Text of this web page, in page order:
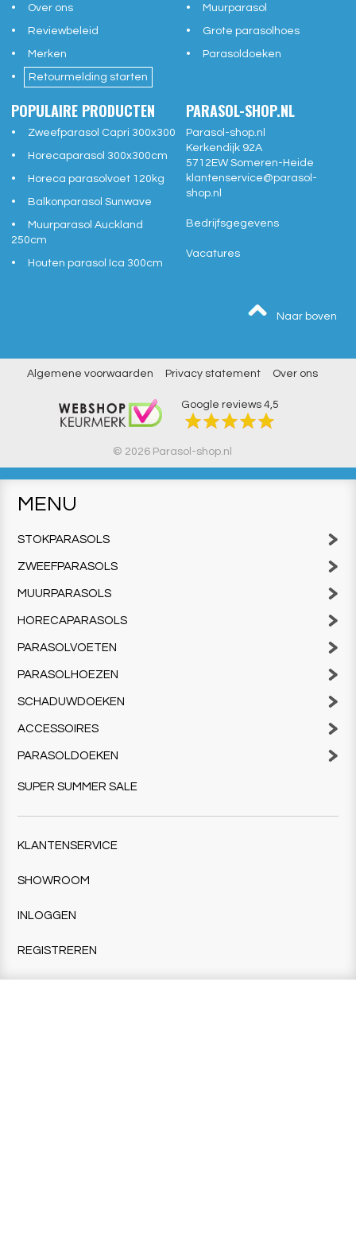
Over ons
Reviewbeleid
Merken
Retourmelding starten
Muurparasol
Grote parasolhoes
Parasoldoeken
POPULAIRE PRODUCTEN
Zweefparasol Capri 300x300
Horecaparasol 300x300cm
Horeca parasolvoet 120kg
Balkonparasol Sunwave
Muurparasol Auckland
250cm
Houten parasol Ica 300cm
PARASOL-SHOP.NL
Parasol-shop.nl
Kerkendijk 92A
5712EW Someren-Heide
klantenservice@parasol-
shop.nl
Bedrijfsgegevens
Vacatures
Naar boven
Algemene voorwaarden Privacy statement Over ons
Google reviews 4,5
© 2026 Parasol-shop.nl
MENU
STOKPARASOLS
ZWEEFPARASOLS
MUURPARASOLS
HORECAPARASOLS
PARASOLVOETEN
PARASOLHOEZEN
SCHADUWDOEKEN
ACCESSOIRES
PARASOLDOEKEN
SUPER SUMMER SALE
KLANTENSERVICE
SHOWROOM
INLOGGEN
REGISTREREN